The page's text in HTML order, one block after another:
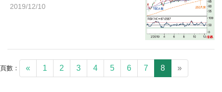
2019/12/10
頁數： « 1 2 3 4 5 6 7 8 »